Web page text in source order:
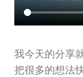
我今天的分享
把很多的想法